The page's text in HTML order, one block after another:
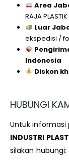
Area
RAJA
Luar
ekspedisi /
Indonesia
Diskon
HUBUNGI
Untuk
INDUSTRI
silakan hubungi: